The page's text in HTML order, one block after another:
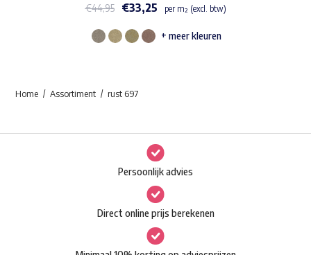
Waar ben je naar op zoek?
€44,95 €33,25 per m² (excl. btw)
Dit
Deze
optie
kan
gekozen
worden
op
+ meer kleuren
Home Assortiment rust 697
Persoonlijk advies
Direct online prijs berekenen